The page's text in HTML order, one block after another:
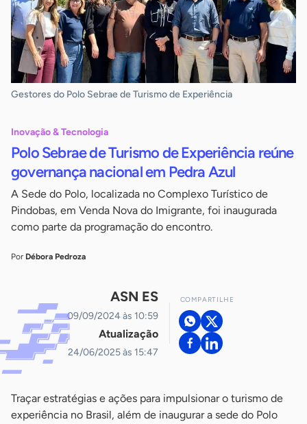
Gestores do Polo Sebrae de Turismo de Experiência
Inovação & Tecnologia
Polo Sebrae de Turismo de Experiência reúne
governança nacional em Pedra Azul
A Sede do Polo, localizada no Complexo Turístico de
Pindobas, em Venda Nova do Imigrante, foi inaugurada
como parte da programação do encontro.
Por Débora Pedroza
ASN ES
09/09/2024 às 10:59
Atualização
24/06/2025 às 15:47
COMPARTILHE
Traçar estratégias e ações para impulsionar o turismo de
experiência no Brasil, além de inaugurar a sede do Polo